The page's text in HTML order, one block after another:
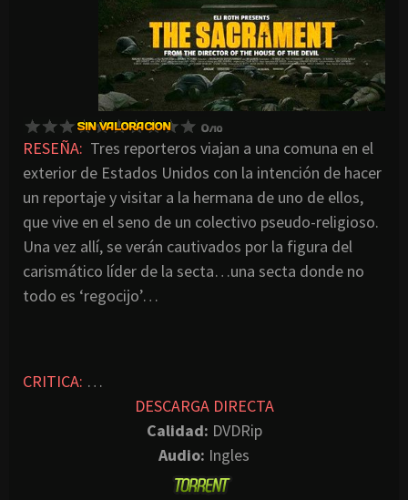
RESEÑA: Tres reporteros viajan a una comuna en el
exterior de Estados Unidos con la intención de hacer
un reportaje y visitar a la hermana de uno de ellos,
que vive en el seno de un colectivo pseudo-religioso.
Una vez allí, se verán cautivados por la figura del
carismático líder de la secta…una secta donde no
todo es ‘regocijo’…
CRITICA: …
DESCARGA DIRECTA
Calidad: DVDRip
Audio: Ingles